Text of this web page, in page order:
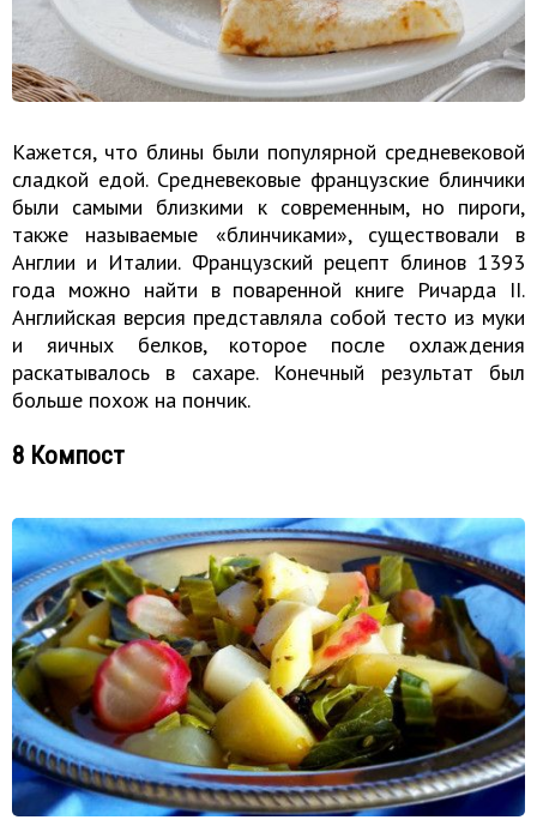
Кажется, что блины были популярной средневековой
сладкой едой. Средневековые французские блинчики
были самыми близкими к современным, но пироги,
также называемые «блинчиками», существовали в
Англии и Италии. Французский рецепт блинов 1393
года можно найти в поваренной книге Ричарда II.
Английская версия представляла собой тесто из муки
и яичных белков, которое после охлаждения
раскатывалось в сахаре. Конечный результат был
больше похож на пончик.
8 Компост